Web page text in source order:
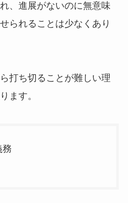
、進展がないのに無意味
られることは少なくあり
打ち切ることが難しい理
ます。
務